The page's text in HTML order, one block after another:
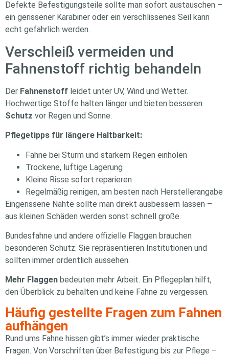
Defekte Befestigungsteile sollte man sofort austauschen –
ein gerissener Karabiner oder ein verschlissenes Seil kann
echt gefährlich werden.
Verschleiß vermeiden und
Fahnenstoff richtig behandeln
Der Fahnenstoff leidet unter UV, Wind und Wetter.
Hochwertige Stoffe halten länger und bieten besseren
Schutz vor Regen und Sonne.
Pflegetipps für längere Haltbarkeit:
Fahne bei Sturm und starkem Regen einholen
Trockene, luftige Lagerung
Kleine Risse sofort reparieren
Regelmäßig reinigen, am besten nach Herstellerangabe
Eingerissene Nähte sollte man direkt ausbessern lassen –
aus kleinen Schäden werden sonst schnell große.
Bundesfahne und andere offizielle Flaggen brauchen
besonderen Schutz. Sie repräsentieren Institutionen und
sollten immer ordentlich aussehen.
Mehr Flaggen bedeuten mehr Arbeit. Ein Pflegeplan hilft,
den Überblick zu behalten und keine Fahne zu vergessen.
Häufig gestellte Fragen zum Fahnen
aufhängen
Rund ums Fahne hissen gibt’s immer wieder praktische
Fragen. Von Vorschriften über Befestigung bis zur Pflege –